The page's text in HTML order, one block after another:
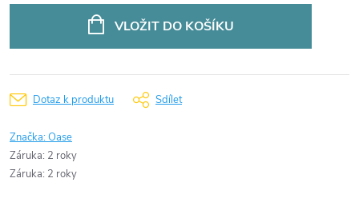
VLOŽIT DO KOŠÍKU
Dotaz k produktu Sdílet
Značka:Oase
Záruka: 2 roky
Záruka: 2 roky